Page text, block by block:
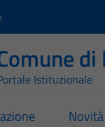
Istituzionale
Novità